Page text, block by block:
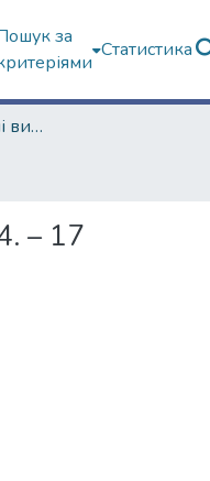
за
Статистика
Харківські періодичні видання
– 17